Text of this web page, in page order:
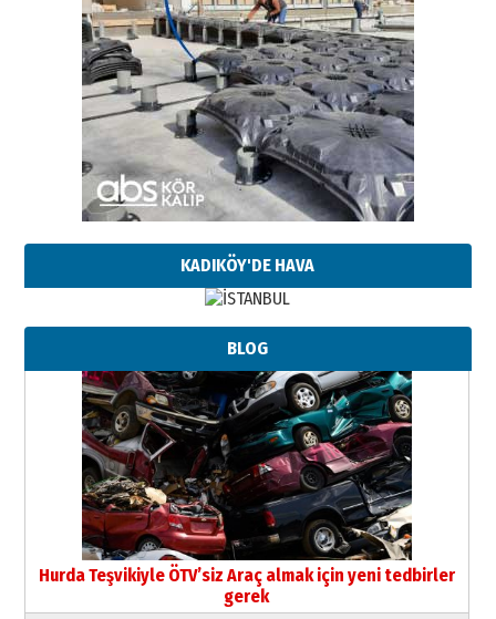
KADIKÖY'DE HAVA
BLOG
Hurda Teşvikiyle ÖTV’siz Araç almak için yeni tedbirler
gerek